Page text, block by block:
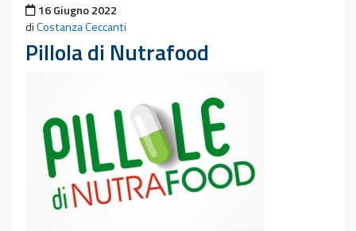
Pubblicato il
16 Giugno 2022
diCostanza Ceccanti
Pillola di Nutrafood